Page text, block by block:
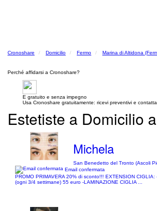
Cronoshare Domicilio Fermo Marina di Altidona
Perché affidarsi a Cronoshare?
E gratuito e senza impegno
Usa Cronoshare gratuitamente: ricevi preventivi e
Estetiste a Domicilio
Michela
San Benedetto del Tronto (Ascoli
Email confermata
PROMO PRIMAVERA 20% di sconto!!! EXTENSION
(ogni 3/4 settimane) 55 euro -LAMINAZIONE CIGLIA ...